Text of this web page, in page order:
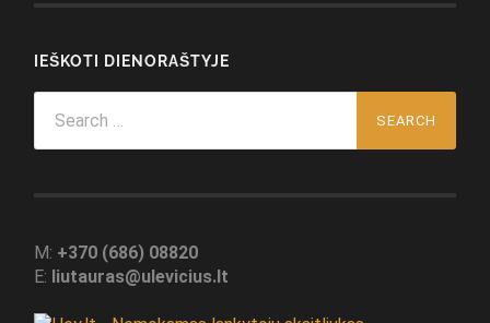
IEŠKOTI DIENORAŠTYJE
for:
M: +370 (686) 08820
E: liutauras@ulevicius.lt